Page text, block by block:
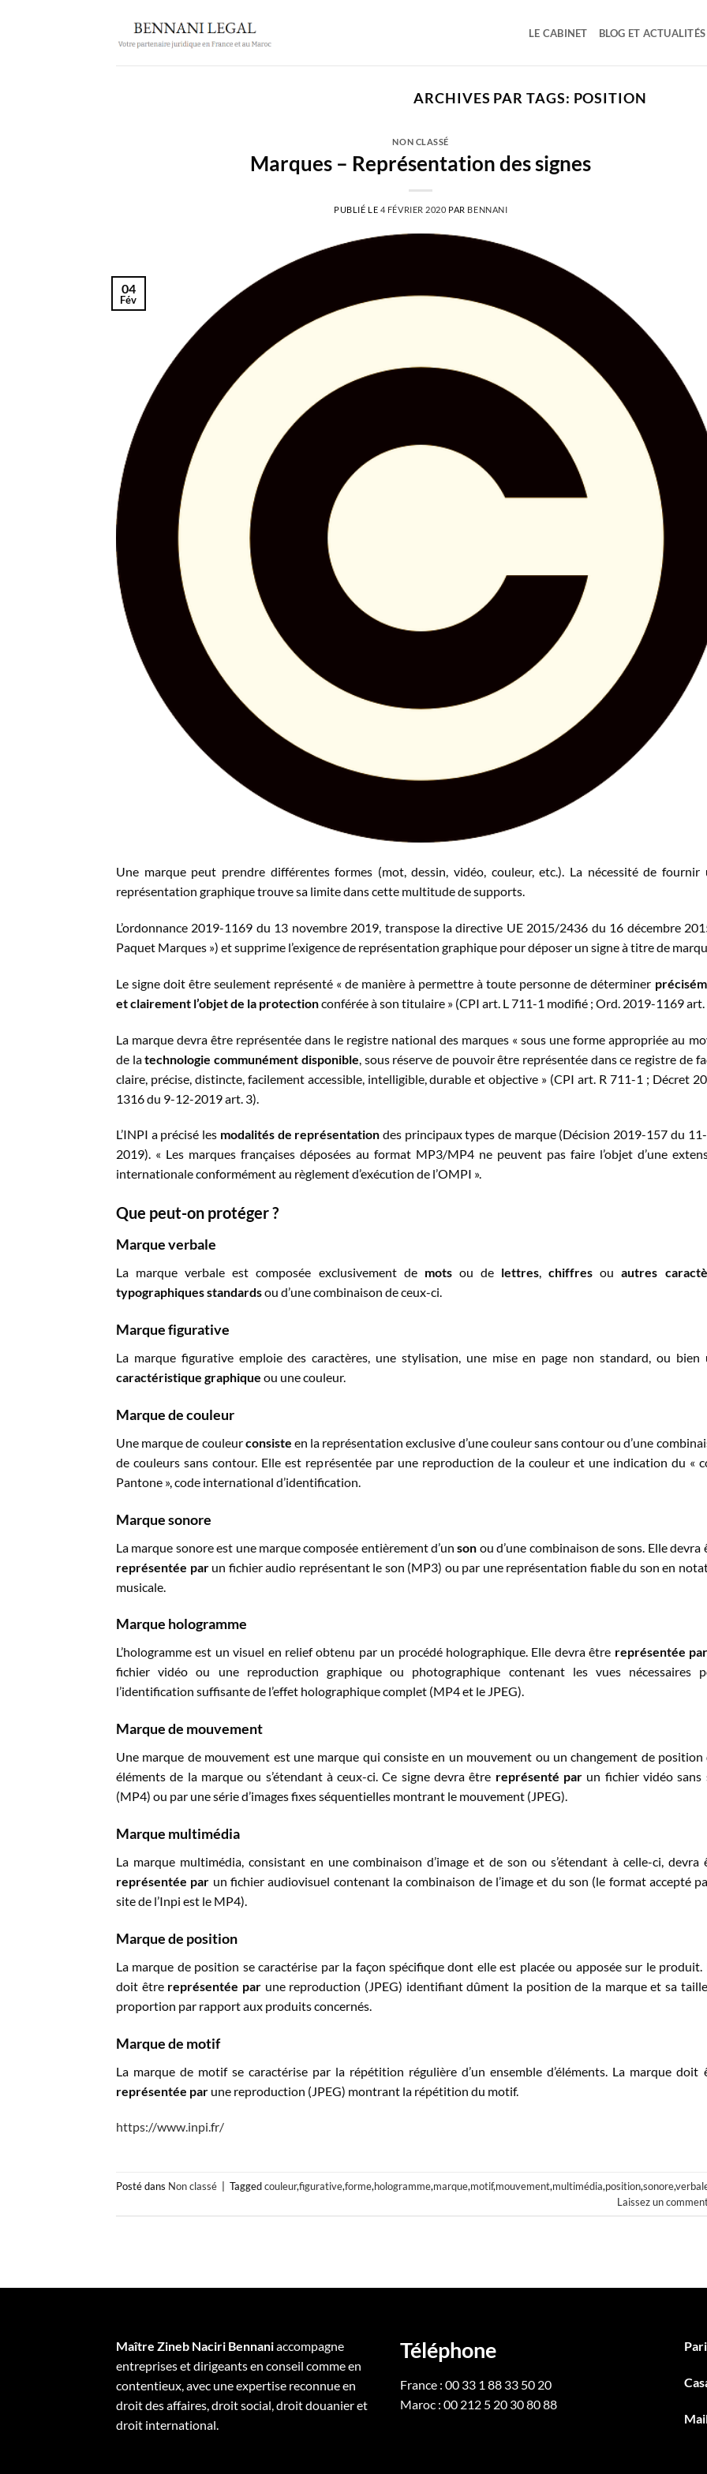
LE CABINET BLOG ET ACTUALITÉS
ARCHIVES PAR TAGS: POSITION
NON CLASSÉ
Marques – Représentation des signes
PUBLIÉ LE 4 FÉVRIER 2020 PAR BENNANI
04
Fév
Une marque peut prendre différentes formes (mot, dessin, vidéo, couleur, etc.). La nécessité de fournir
représentation graphique trouve sa limite dans cette multitude de supports.
L’ordonnance 2019-1169 du 13 novembre 2019, transpose la directive UE 2015/2436 du 16 décembre
Paquet Marques ») et supprime l’exigence de représentation graphique pour déposer un signe à titre de
Le signe doit être seulement représenté « de manière à permettre à toute personne de déterminer
et clairement l’objet de la protectionconférée à son titulaire » (CPI art. L 711-1 modifié ; Ord. 2019-1169 art.
La marque devra être représentée dans le registre national des marques « sous une forme appropriée au
de latechnologie communément disponible , sous réserve de pouvoir être représentée dans ce registre de
claire, précise, distincte, facilement accessible, intelligible, durable et objective » (CPI art. R 711-1 ; Décret
1316 du 9-12-2019 art. 3).
L’INPI a précisé les modalités de représentation des principaux types de marque (Décision 2019-157 du
2019). « Les marques françaises déposées au format MP3/MP4 ne peuvent pas faire l’objet d’une
internationale conformément au règlement d’exécution de l’OMPI ».
Que peut-on protéger ?
Marque verbale
La marque verbale est composée exclusivement de motsou de lettres,chiffres ouautres
typographiques standardsou d’une combinaison de ceux-ci.
Marque figurative
La marque figurative emploie des caractères, une stylisation, une mise en page non standard, ou bien
caractéristique graphique ou une couleur.
Marque de couleur
Une marque de couleurconsiste en la représentation exclusive d’une couleur sans contour ou d’une
de couleurs sans contour. Elle est représentée par une reproduction de la couleur et une indication du «
Pantone », code international d’identification.
Marque sonore
La marque sonore est une marque composée entièrement d’unson ou d’une combinaison de sons. Elle devra
représentée parun fichier audio représentant le son (MP3) ou par une représentation fiable du son en
musicale.
Marque hologramme
L’hologramme est un visuel en relief obtenu par un procédé holographique. Elle devra être représentée par
fichier vidéo ou une reproduction graphique ou photographique contenant les vues nécessaires
l’identification suffisante de l’effet holographique complet (MP4 et le JPEG).
Marque de mouvement
Une marque de mouvement est une marque qui consiste en un mouvement ou un changement de position
éléments de la marque ou s’étendant à ceux-ci. Ce signe devra être représenté parun fichier vidéo sans
(MP4) ou par une série d’images fixes séquentielles montrant le mouvement (JPEG).
Marque multimédia
La marque multimédia, consistant en une combinaison d’image et de son ou s’étendant à celle-ci, devra
représentée par un fichier audiovisuel contenant la combinaison de l’image et du son (le format accepté
site de l’Inpi est le MP4).
Marque de position
La marque de position se caractérise par la façon spécifique dont elle est placée ou apposée sur le produit.
doit être représentée par une reproduction (JPEG) identifiant dûment la position de la marque et sa
proportion par rapport aux produits concernés.
Marque de motif
La marque de motif se caractérise par la répétition régulière d’un ensemble d’éléments. La marque doit
représentée par une reproduction (JPEG) montrant la répétition du motif.
https://www.inpi.fr/
Posté dans Non classé Taggedcouleur,figurative,forme,hologramme,marque,motif,mouvement,multimédia,position,sonore,
Laissez un
Maître Zineb Naciri Bennaniaccompagne
entreprises et dirigeants en conseil comme en
contentieux, avec une expertise reconnue en
droit des affaires, droit social, droit douanier et
droit international.
Téléphone
France : 00 33 1 88 33 50 20
Maroc : 00 212 5 20 30 80 88